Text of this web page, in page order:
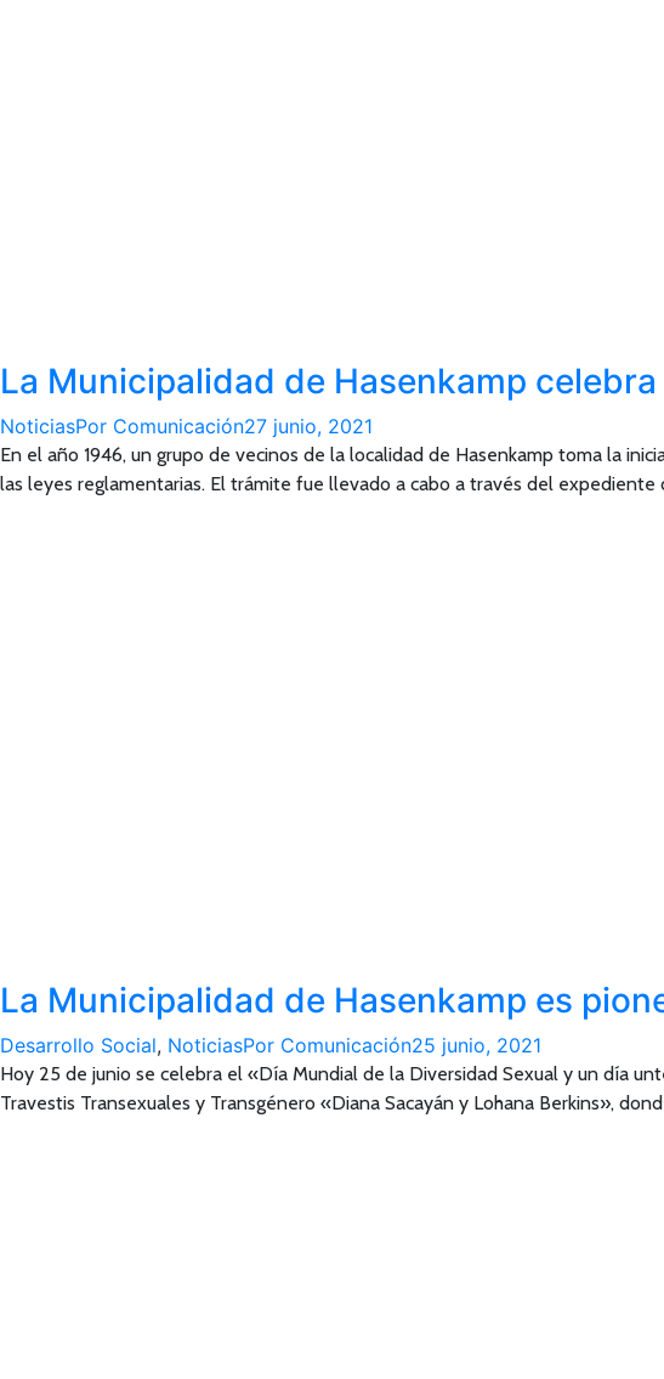
La Municipalidad de Hasenkamp
NoticiasPor Comunicación27 junio, 2021
En el año 1946, un grupo de vecinos de la localidad de Hasenkamp toma la
las leyes reglamentarias. El trámite fue llevado a cabo a través del
La Municipalidad de Hasenkamp es
Desarrollo Social, NoticiasPor Comunicación25 junio, 2021
Hoy 25 de junio se celebra el «Día Mundial de la Diversidad Sexual y un día
Travestis Transexuales y Transgénero «Diana Sacayán y Lohana Berkins»,